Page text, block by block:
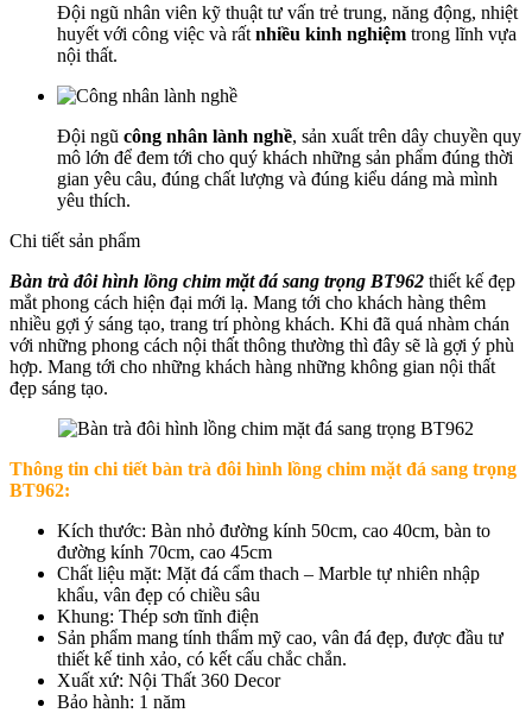
Đội ngũ nhân viên kỹ thuật tư vấn trẻ trung, năng động, nhiệt
huyết với công việc và rất nhiều kinh nghiệm trong lĩnh vựa
nội thất.
Đội ngũ công nhân lành nghề, sản xuất trên dây chuyền quy
mô lớn để đem tới cho quý khách những sản phẩm đúng thời
gian yêu câu, đúng chất lượng và đúng kiểu dáng mà mình
yêu thích.
Chi tiết sản phẩm
Bàn trà đôi hình lồng chim mặt đá sang trọng BT962 thiết kế đẹp
mắt phong cách hiện đại mới lạ. Mang tới cho khách hàng thêm
nhiều gợi ý sáng tạo, trang trí phòng khách. Khi đã quá nhàm chán
với những phong cách nội thất thông thường thì đây sẽ là gợi ý phù
hợp. Mang tới cho những khách hàng những không gian nội thất
đẹp sáng tạo.
Thông tin chi tiết bàn trà đôi hình lồng chim mặt đá sang trọng
BT962:
Kích thước: Bàn nhỏ đường kính 50cm, cao 40cm, bàn to
đường kính 70cm, cao 45cm
Chất liệu mặt: Mặt đá cẩm thach – Marble tự nhiên nhập
khẩu, vân đẹp có chiều sâu
Khung: Thép sơn tĩnh điện
Sản phẩm mang tính thẩm mỹ cao, vân đá đẹp, được đầu tư
thiết kế tinh xảo, có kết cấu chắc chắn.
Xuất xứ: Nội Thất 360 Decor
Bảo hành: 1 năm